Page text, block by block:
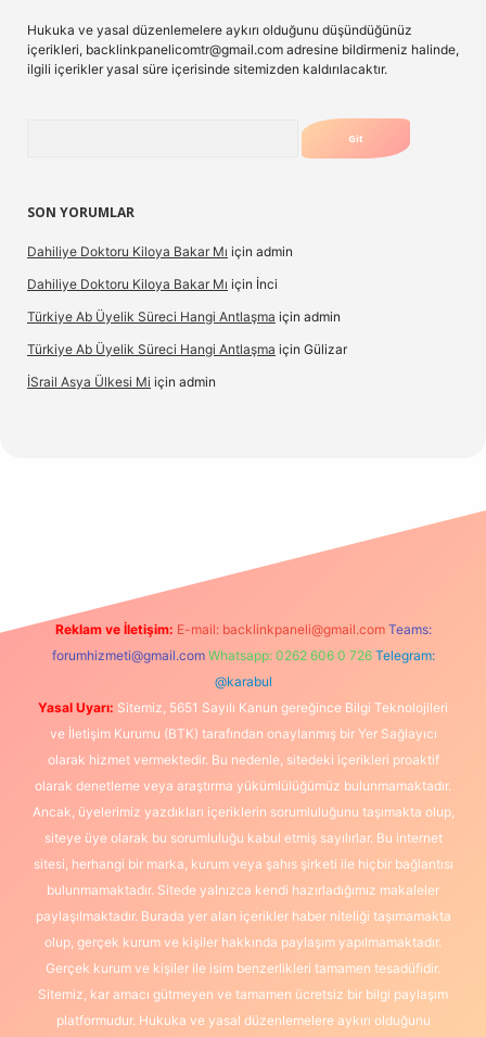
Hukuka ve yasal düzenlemelere aykırı olduğunu düşündüğünüz
içerikleri, backlinkpanelicomtr@gmail.com adresine bildirmeniz halinde,
ilgili içerikler yasal süre içerisinde sitemizden kaldırılacaktır.
SON YORUMLAR
Dahiliye Doktoru Kiloya Bakar Mı için admin
Dahiliye Doktoru Kiloya Bakar Mı için İnci
Türkiye Ab Üyelik Süreci Hangi Antlaşma için admin
Türkiye Ab Üyelik Süreci Hangi Antlaşma için Gülizar
İSrail Asya Ülkesi Mi için admin
Reklam ve İletişim: E-mail: backlinkpaneli@gmail.com Teams:
forumhizmeti@gmail.com Whatsapp: 0262 606 0 726 Telegram:
@karabul
Yasal Uyarı: Sitemiz, 5651 Sayılı Kanun gereğince Bilgi Teknolojileri
ve İletişim Kurumu (BTK) tarafından onaylanmış bir Yer Sağlayıcı
olarak hizmet vermektedir. Bu nedenle, sitedeki içerikleri proaktif
olarak denetleme veya araştırma yükümlülüğümüz bulunmamaktadır.
Ancak, üyelerimiz yazdıkları içeriklerin sorumluluğunu taşımakta olup,
siteye üye olarak bu sorumluluğu kabul etmiş sayılırlar. Bu internet
sitesi, herhangi bir marka, kurum veya şahıs şirketi ile hiçbir bağlantısı
bulunmamaktadır. Sitede yalnızca kendi hazırladığımız makaleler
paylaşılmaktadır. Burada yer alan içerikler haber niteliği taşımamakta
olup, gerçek kurum ve kişiler hakkında paylaşım yapılmamaktadır.
Gerçek kurum ve kişiler ile isim benzerlikleri tamamen tesadüfidir.
Sitemiz, kar amacı gütmeyen ve tamamen ücretsiz bir bilgi paylaşım
platformudur. Hukuka ve yasal düzenlemelere aykırı olduğunu